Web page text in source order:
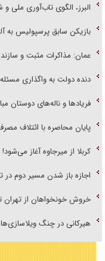
البرز، الگوی تاب‌آوری ملی
بازیکن سابق پرسپولیس به
عمان: مذاکرات مثبت و سازنده
دنده دولت به واگذاری
فریاد‌ها و ناله‌های دوستان
پایان محاصره با ائتلاف
کربلا از میرجاوه آغاز می‌شود!
اجازه باز شدن مسیر دوم در
خروش خونخواهان از تهران
هیرکانی در چنگ ویلاسازی‌ها